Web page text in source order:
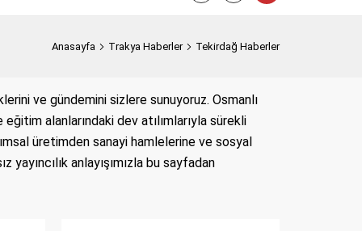
Anasayfa Trakya Haberler Tekirdağ Haberler
ve gündemini sizlere sunuyoruz. Osmanlı
alanlarındaki dev atılımlarıyla sürekli
üretimden sanayi hamlelerine ve sosyal
yayıncılık anlayışımızla bu sayfadan